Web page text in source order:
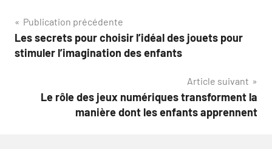
Navigation
de
Publication précédente
Les secrets pour choisir l’idéal des jouets pour
stimuler l’imagination des enfants
Article suivant
Le rôle des jeux numériques transforment la
manière dont les enfants apprennent